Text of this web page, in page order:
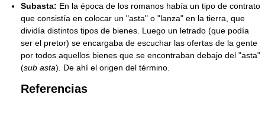
Subasta: En la época de los romanos había un tipo de contrato
que consistía en colocar un "asta" o "lanza" en la tierra, que
dividía distintos tipos de bienes. Luego un letrado (que podía
ser el pretor) se encargaba de escuchar las ofertas de la gente
por todos aquellos bienes que se encontraban debajo del "asta"
(sub asta). De ahí el origen del término.
Referencias